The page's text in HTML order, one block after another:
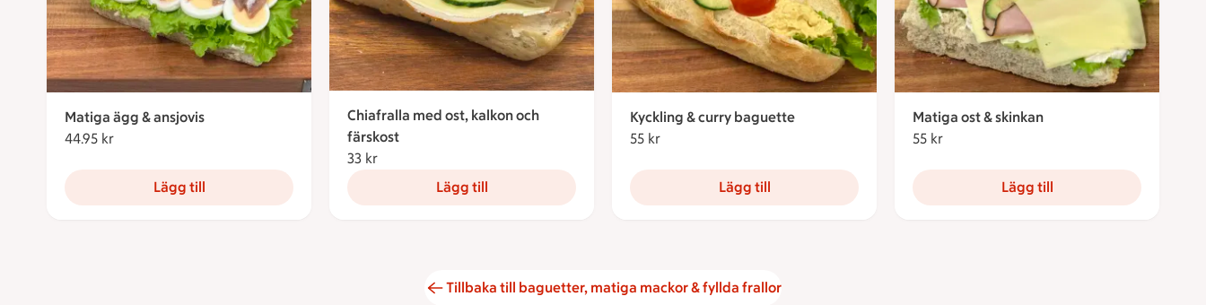
Matiga ägg & ansjovis
44.95 kr
Lägg till
Chiafralla med ost, kalkon och
färskost
33 kr
Lägg till
Kyckling & curry baguette
55 kr
Lägg till
Matiga ost & skinkan
55 kr
Lägg till
Tillbaka till baguetter, matiga mackor & fyllda frallor